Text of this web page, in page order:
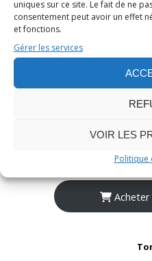
uniques sur ce site. Le fait de ne
consentement peut avoir un effet
et fonctions.
Gérer les services
VOIR LES
Politique
Acheter